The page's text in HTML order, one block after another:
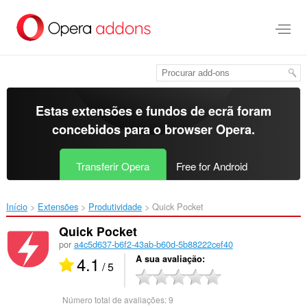
para
Estas extensões e fundos de ecrã foram
concebidos para o browser Opera.
Transferir Opera Free for Android
Início Extensões Produtividade Quick Pocket‎
Quick Pocket
por a4c5d637-b6f2-43ab-b60d-5b88222cef40
4.1 / 5 A sua avaliação
Número total de avaliações:9